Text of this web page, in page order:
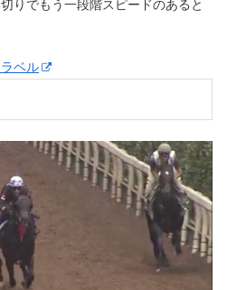
りでもう一段階スピードのあると
ベル